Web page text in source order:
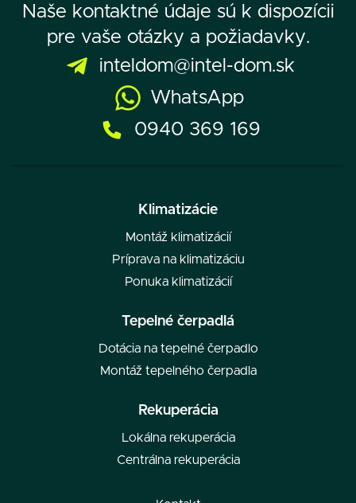
Naše kontaktné údaje sú k dispozícii
pre vaše otázky a požiadavky.
inteldom@intel-dom.sk
WhatsApp
0940 369 169
Klimatizácie
Montáž klimatizácií
Príprava na klimatizáciu
Ponuka klimatizácií
Tepelné čerpadlá
Dotácia na tepelné čerpadlo
Montáž tepelného čerpadla
Rekuperácia
Lokálna rekuperácia
Centrálna rekuperácia